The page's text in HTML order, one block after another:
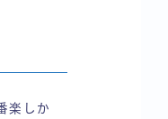
楽しか